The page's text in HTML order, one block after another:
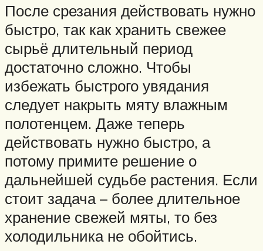
После срезания действовать нужно
быстро, так как хранить свежее
сырьё длительный период
достаточно сложно. Чтобы
избежать быстрого увядания
следует накрыть мяту влажным
полотенцем. Даже теперь
действовать нужно быстро, а
потому примите решение о
дальнейшей судьбе растения. Если
стоит задача – более длительное
хранение свежей мяты, то без
холодильника не обойтись.